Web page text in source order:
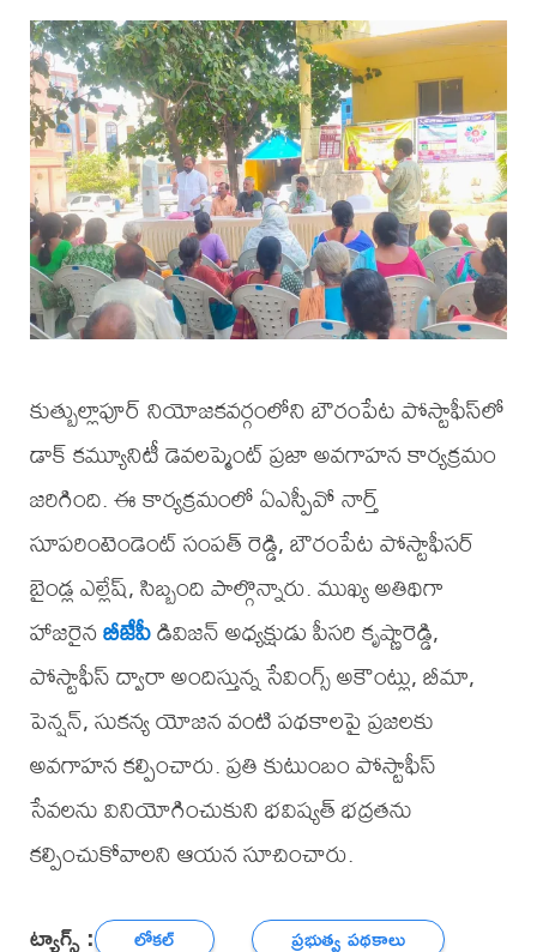
కుత్బుల్లాపూర్ నియోజకవర్గంలోని బౌరంపేట పోస్టాఫీస్‌లో
డాక్ కమ్యూనిటీ డెవలప్మెంట్ ప్రజా అవగాహన కార్యక్రమం
జరిగింది. ఈ కార్యక్రమంలో ఏఎస్పీవో నార్త్
సూపరింటెండెంట్ సంపత్ రెడ్డి, బౌరంపేట పోస్టాఫీసర్
బైండ్ల ఎల్లేష్, సిబ్బంది పాల్గొన్నారు. ముఖ్య అతిథిగా
హాజరైనబీజేపీడివిజన్ అధ్యక్షుడు పీసరి కృష్ణారెడ్డి,
పోస్టాఫీస్ ద్వారా అందిస్తున్న సేవింగ్స్ అకౌంట్లు, బీమా,
పెన్షన్, సుకన్య యోజన వంటి పథకాలపై ప్రజలకు
అవగాహన కల్పించారు. ప్రతి కుటుంబం పోస్టాఫీస్
సేవలను వినియోగించుకుని భవిష్యత్ భద్రతను
కల్పించుకోవాలని ఆయన సూచించారు.
ట్యాగ్స్ : లోకల్ ప్రభుత్వ పథకాలు